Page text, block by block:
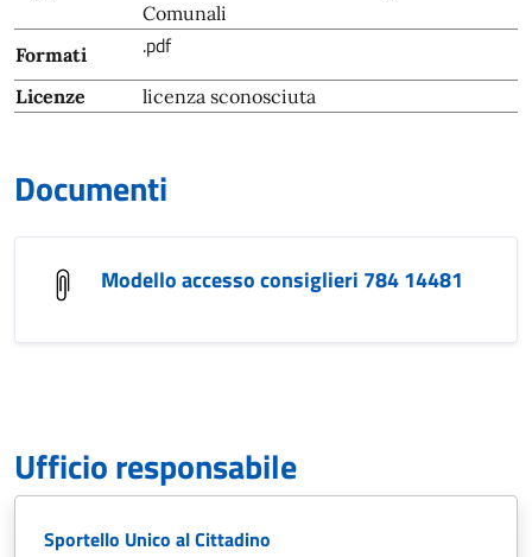
Comunali
Formati
.pdf
Licenze licenza sconosciuta
Documenti
Modello accesso consiglieri 784 14481
Ufficio responsabile
Sportello Unico al Cittadino